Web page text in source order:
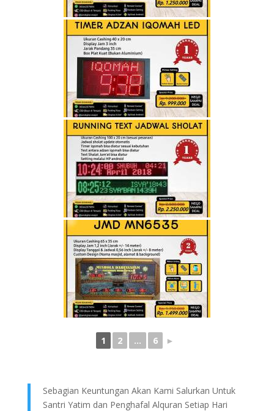
1 2 ... 6 ►
Sebagian Keuntungan Akan Kami Salurkan Untuk
Santri Yatim dan Penghafal Alquran Setiap Hari